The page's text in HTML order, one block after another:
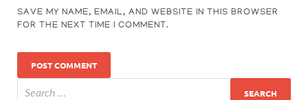
SAVE MY NAME, EMAIL, AND WEBSITE IN THIS BROWSER
FOR THE NEXT TIME I COMMENT.